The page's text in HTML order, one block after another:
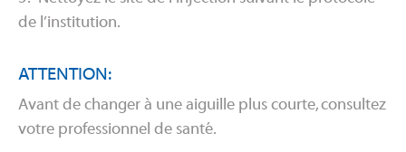
de l’institution.
ATTENTION:
Avant de changer à une aiguille plus courte, consultez
votre professionnel de santé.